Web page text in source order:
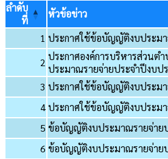
ลำดับ
ที่
หัวข้อข่าว
1 ประกาศใช้ข้อบัญญัติงบประม
2 ประกาศองค์การบริหารส่วนต
ประมาณรายจ่ายประจำปีงบ
3 ประกาศใช้ข้อบัญญัติงบประม
4ประกาศใช้ข้อบัญญัติงบประม
5 ข้อบัญญัติงบประมาณรายจ่าย
6 ข้อบัญญัติงบประมาณรายจ่าย